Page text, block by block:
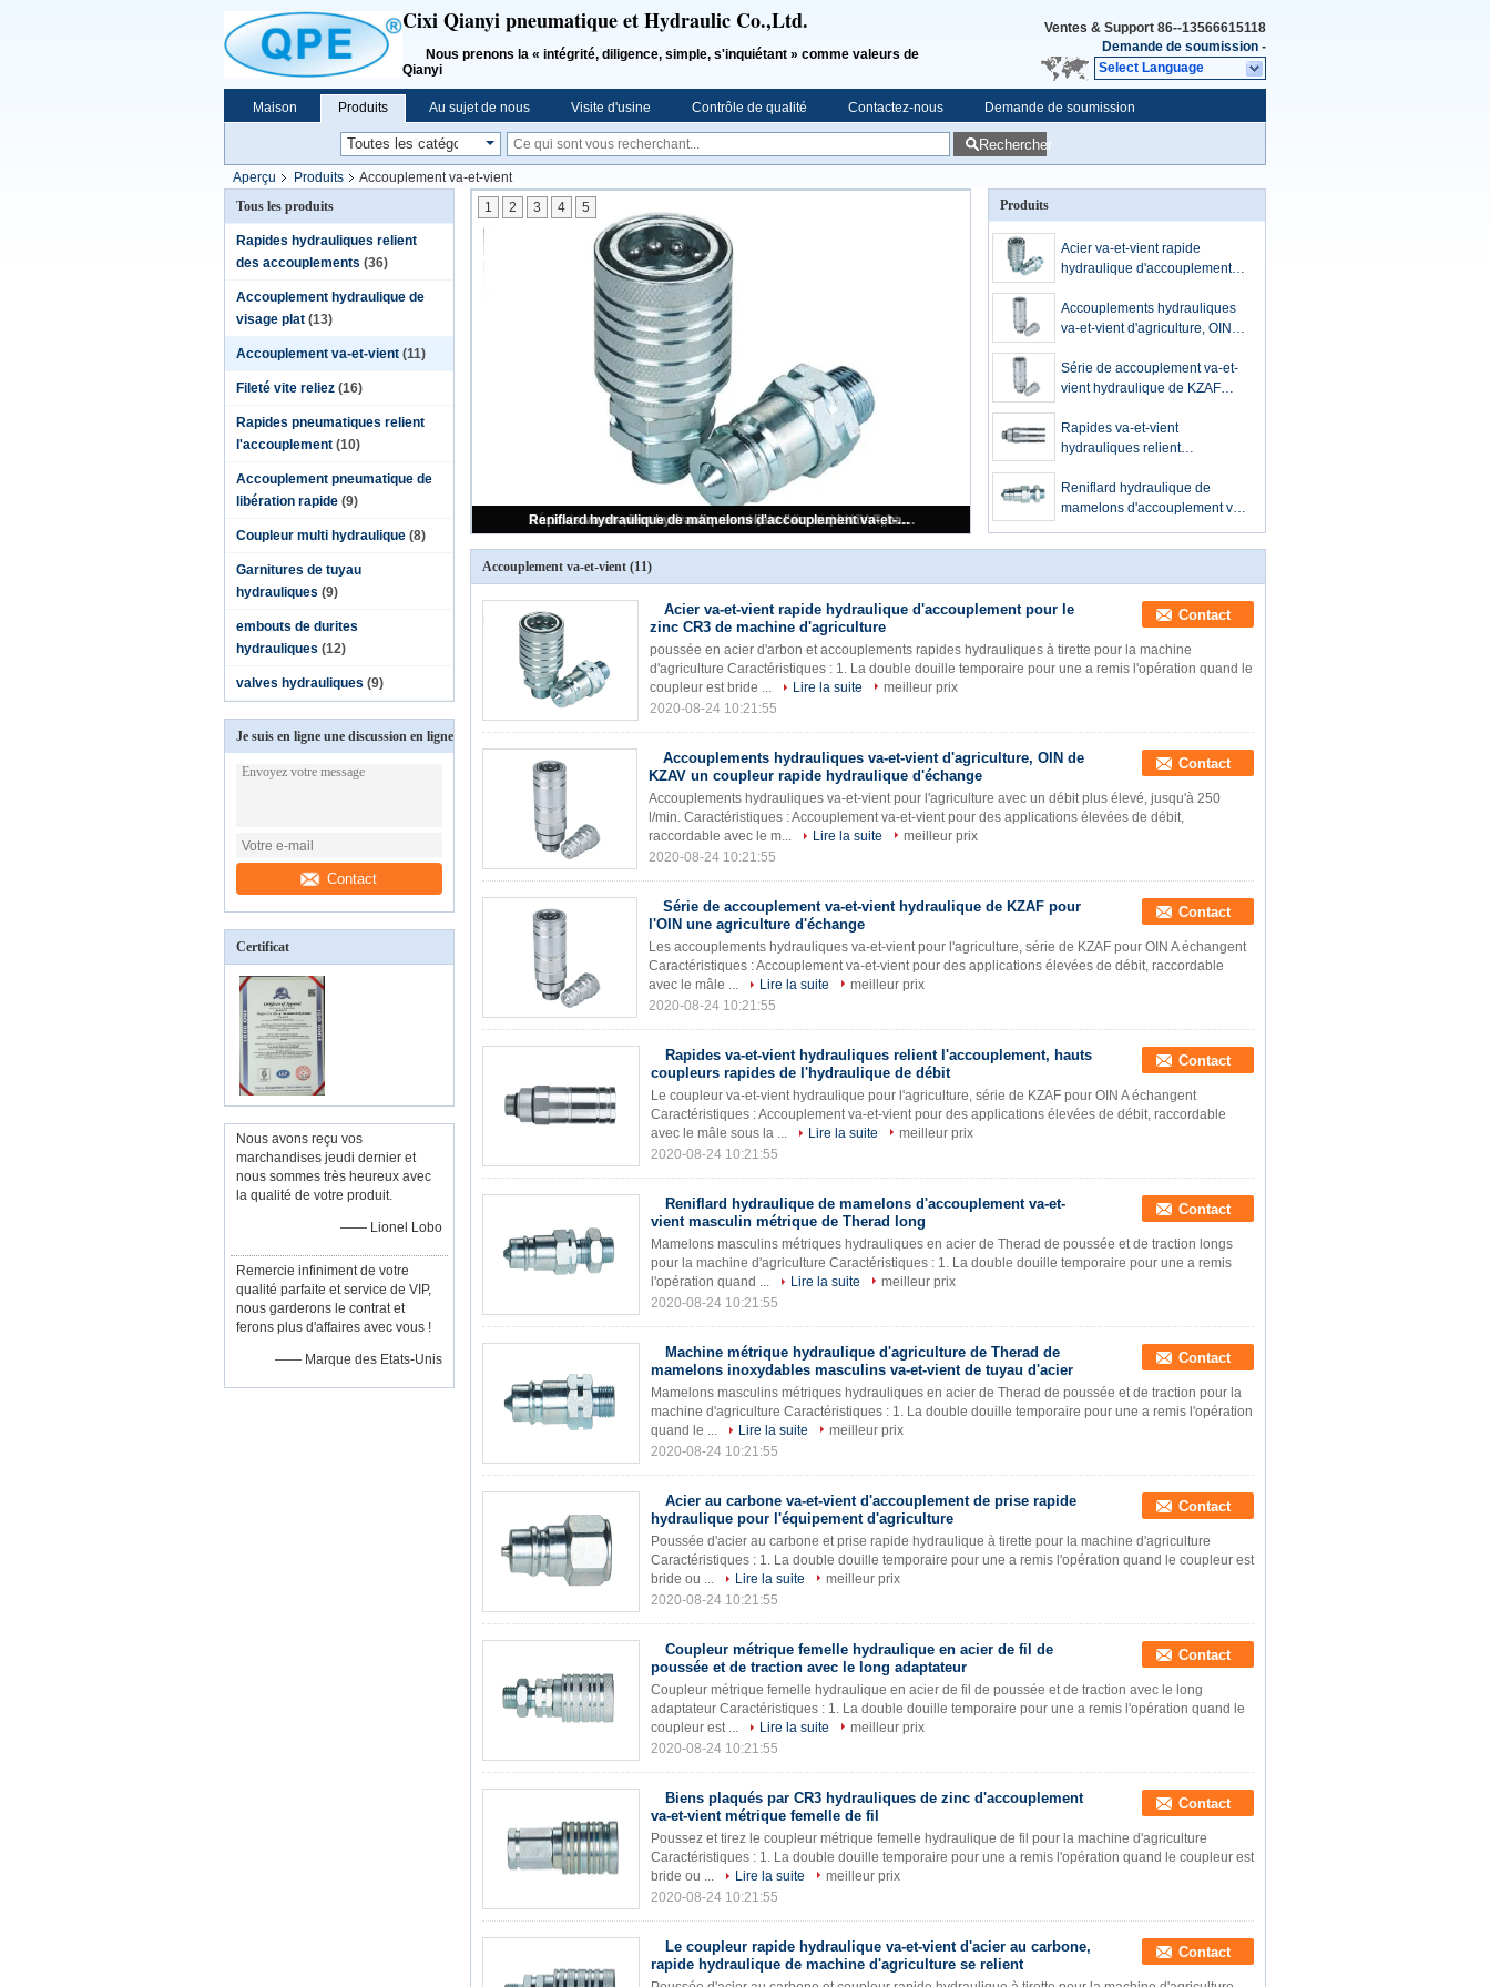
Cixi Qianyi pneumatique et Hydraulic Co.,Ltd.
Nous prenons la « intégrité, diligence, simple, s'inquiétant » comme valeurs de
Qianyi
Ventes & Support 86--13566615118
Demande de soumission -
Select Language
Maison Produits Au sujet de nous Visite d'usine Contrôle de qualité Contactez-nous Demande de soumission
Rechercher
Aperçu Produits
Accouplement va-et-vient
Tous les produits
Rapides hydrauliques relient
des accouplements (36)
Accouplement hydraulique de
visage plat (13)
Accouplement va-et-vient (11)
Fileté vite reliez (16)
Rapides pneumatiques relient
l'accouplement (10)
Accouplement pneumatique de
libération rapide (9)
Coupleur multi hydraulique (8)
Garnitures de tuyau
hydrauliques (9)
embouts de durites
hydrauliques (12)
valves hydrauliques (9)
Je suis en ligne une discussion en ligne
Contact
Certificat
Nous avons reçu vos
marchandises jeudi dernier et
nous sommes très heureux avec
la qualité de votre produit.
—— Lionel Lobo
Remercie infiniment de votre
qualité parfaite et service de VIP,
nous garderons le contrat et
ferons plus d'affaires avec vous !
—— Marque des Etats-Unis
Acier va-et-vient rapide hydraulique d'accouplement pour le zinc CR3 de machine d'agriculture
1 2 3 4 5 Produits
Acier va-et-vient rapide
hydraulique d'accouplement
d'agriculture
Accouplements hydrauliques
va-et-vient d'agriculture, OIN
hydraulique d'échange
Série de accouplement va-et-
vient hydraulique de KZAF
d'échange
Rapides va-et-vient
hydrauliques relient
coupleurs rapides de
l'hydraulique de débit
Reniflard hydraulique de
mamelons d'accouplement va-
Therad long
Accouplement va-et-vient (11)
Acier va-et-vient rapide hydraulique d'accouplement pour le
zinc CR3 de machine d'agriculture
Contact
poussée en acier d'arbon et accouplements rapides hydrauliques à tirette pour la machine
d'agriculture Caractéristiques : 1. La double douille temporaire pour une a remis l'opération quand le
coupleur est bride ...
Lire la suite
meilleur prix
2020-08-24 10:21:55
Accouplements hydrauliques va-et-vient d'agriculture, OIN de
KZAV un coupleur rapide hydraulique d'échange
Contact
Accouplements hydrauliques va-et-vient pour l'agriculture avec un débit plus élevé, jusqu'à 250
l/min. Caractéristiques : Accouplement va-et-vient pour des applications élevées de débit,
raccordable avec le m...
Lire la suite
meilleur prix
2020-08-24 10:21:55
Série de accouplement va-et-vient hydraulique de KZAF pour
l'OIN une agriculture d'échange
Contact
Les accouplements hydrauliques va-et-vient pour l'agriculture, série de KZAF pour OIN A échangent
Caractéristiques : Accouplement va-et-vient pour des applications élevées de débit, raccordable
avec le mâle ...
Lire la suite
meilleur prix
2020-08-24 10:21:55
Rapides va-et-vient hydrauliques relient l'accouplement, hauts
coupleurs rapides de l'hydraulique de débit
Contact
Le coupleur va-et-vient hydraulique pour l'agriculture, série de KZAF pour OIN A échangent
Caractéristiques : Accouplement va-et-vient pour des applications élevées de débit, raccordable
avec le mâle sous la ...
Lire la suite
meilleur prix
2020-08-24 10:21:55
Reniflard hydraulique de mamelons d'accouplement va-et-
vient masculin métrique de Therad long
Contact
Mamelons masculins métriques hydrauliques en acier de Therad de poussée et de traction longs
pour la machine d'agriculture Caractéristiques : 1. La double douille temporaire pour une a remis
l'opération quand ...
Lire la suite
meilleur prix
2020-08-24 10:21:55
Machine métrique hydraulique d'agriculture de Therad de
mamelons inoxydables masculins va-et-vient de tuyau d'acier
Contact
Mamelons masculins métriques hydrauliques en acier de Therad de poussée et de traction pour la
machine d'agriculture Caractéristiques : 1. La double douille temporaire pour une a remis l'opération
quand le ...
Lire la suite
meilleur prix
2020-08-24 10:21:55
Acier au carbone va-et-vient d'accouplement de prise rapide
hydraulique pour l'équipement d'agriculture
Contact
Poussée d'acier au carbone et prise rapide hydraulique à tirette pour la machine d'agriculture
Caractéristiques : 1. La double douille temporaire pour une a remis l'opération quand le coupleur est
bride ou ...
Lire la suite
meilleur prix
2020-08-24 10:21:55
Coupleur métrique femelle hydraulique en acier de fil de
poussée et de traction avec le long adaptateur
Contact
Coupleur métrique femelle hydraulique en acier de fil de poussée et de traction avec le long
adaptateur Caractéristiques : 1. La double douille temporaire pour une a remis l'opération quand le
coupleur est ...
Lire la suite
meilleur prix
2020-08-24 10:21:55
Biens plaqués par CR3 hydrauliques de zinc d'accouplement
va-et-vient métrique femelle de fil
Contact
Poussez et tirez le coupleur métrique femelle hydraulique de fil pour la machine d'agriculture
Caractéristiques : 1. La double douille temporaire pour une a remis l'opération quand le coupleur est
bride ou ...
Lire la suite
meilleur prix
2020-08-24 10:21:55
Le coupleur rapide hydraulique va-et-vient d'acier au carbone,
rapide hydraulique de machine d'agriculture se relient
Contact